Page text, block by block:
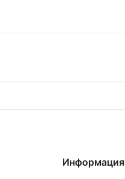
Информация